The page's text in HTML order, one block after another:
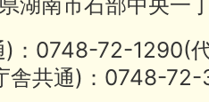
)：0748-72-
舎共通)：0748-